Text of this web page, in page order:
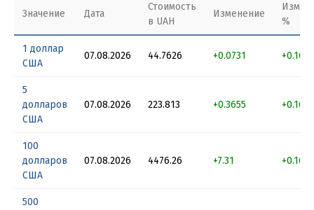
Значение Дата
Стоимость
в UAH
Изменение
%
1 доллар
США
07.08.2026 44.7626 +0.0731
5
долларов
США
07.08.2026 223.813 +0.3655
100
долларов
США
07.08.2026 4476.26 +7.31
500